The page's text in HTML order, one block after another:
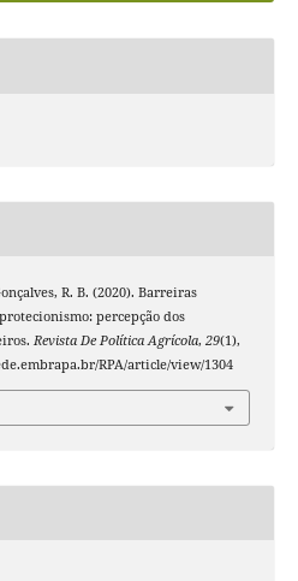
R. B. (2020). Barreiras
percepção dos
Revista De Política Agrícola, 29(1),
RPA/article/view/1304